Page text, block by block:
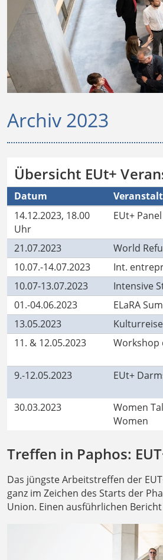
Archiv 2023
Übersicht EUt+
Datum
14.12.2023, 18.00
Uhr
EUt+
21.07.2023
World
10.07.-14.07.2023
Int.
10.07-13.07.2023
Intensive
01.-04.06.2023
ELaRA
13.05.2023
11. & 12.05.2023
Workshop
9.-12.05.2023
EUt+
30.03.2023
Women
Women
Treffen in Paphos:
Das jüngste Arbeitstreffen der
ganz im Zeichen des Starts der
Union. Einen ausführlichen